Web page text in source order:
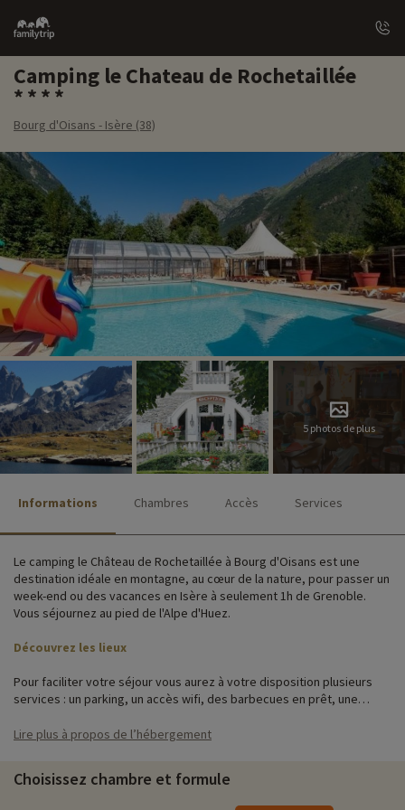
Family
trip
Camping le Chateau de Rochetaillée
Bourg d'Oisans - Isère (38)
5 photos de plus
Informations Chambres Accès Services
Le camping le Château de Rochetaillée à Bourg d'Oisans est une
destination idéale en montagne, au cœur de la nature, pour passer un
week-end ou des vacances en Isère à seulement 1h de Grenoble.
Vous séjournez au pied de l'Alpe d'Huez.
Découvrez les lieux
Pour faciliter votre séjour vous aurez à votre disposition plusieurs
services : un parking, un accès wifi, des barbecues en prêt, une
options.
Lire plus à propos de l’hébergement
Choisissez chambre et formule